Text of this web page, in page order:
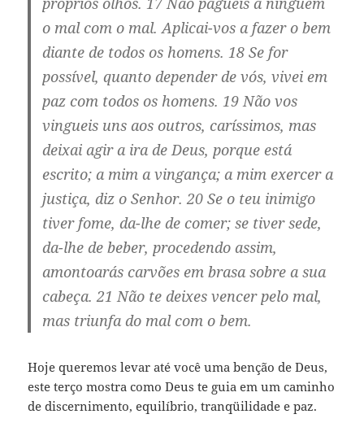
o mal com o mal. Aplicai-vos a fazer o bem
diante de todos os homens. 18 Se for
possível, quanto depender de vós, vivei em
paz com todos os homens. 19 Não vos
vingueis uns aos outros, caríssimos, mas
deixai agir a ira de Deus, porque está
escrito; a mim a vingança; a mim exercer a
justiça, diz o Senhor. 20 Se o teu inimigo
tiver fome, da-lhe de comer; se tiver sede,
da-lhe de beber, procedendo assim,
amontoarás carvões em brasa sobre a sua
cabeça. 21 Não te deixes vencer pelo mal,
mas triunfa do mal com o bem.
Hoje queremos levar até você uma benção de Deus,
este terço mostra como Deus te guia em um caminho
de discernimento, equilíbrio, tranqüilidade e paz.